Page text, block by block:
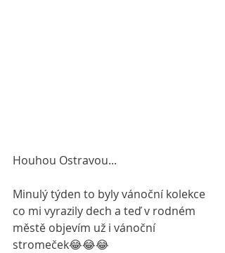
Houhou Ostravou...
Minulý týden to byly vánoční kolekce
co mi vyrazily dech a teď v rodném
městě objevím už i vánoční
stromeček😂😂😂